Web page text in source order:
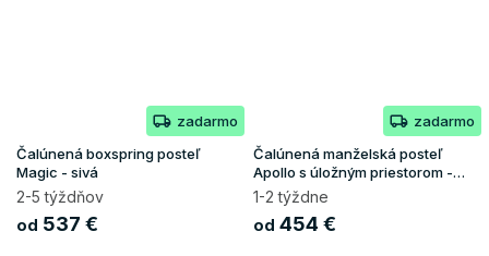
zadarmo
Čalúnená boxspring posteľ
Magic - sivá
2-5 týždňov
od 537 €
zadarmo
Čalúnená manželská posteľ
Apollo s úložným priestorom -
sivá
1-2 týždne
od 454 €